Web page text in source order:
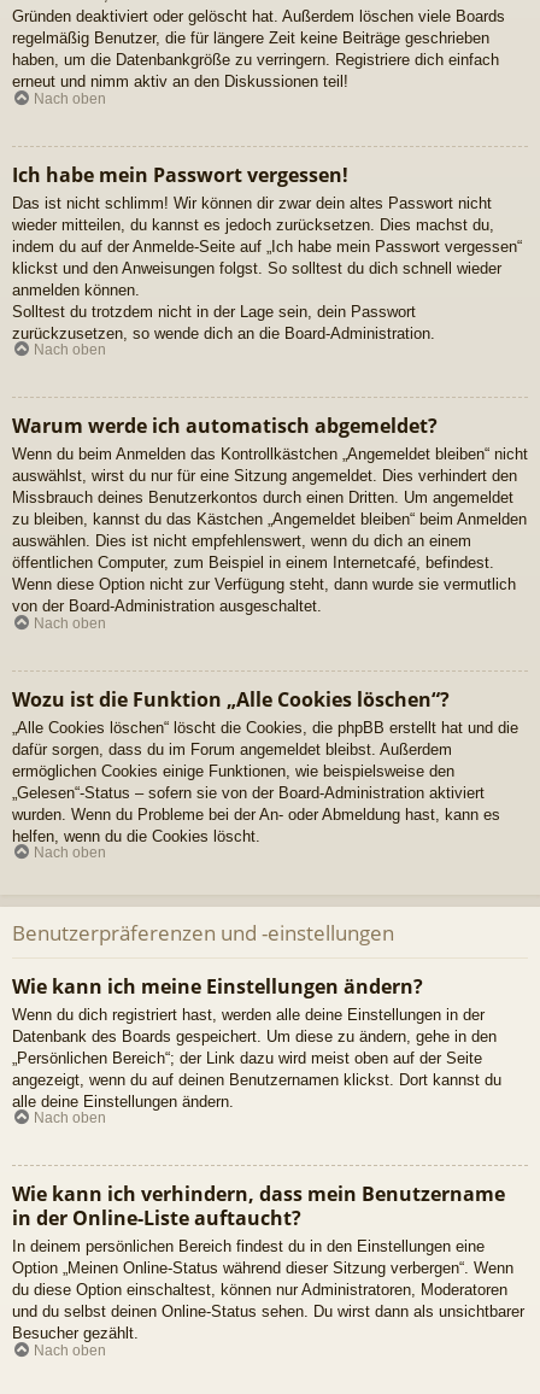
Gründen deaktiviert oder gelöscht hat. Außerdem löschen viele Boards
regelmäßig Benutzer, die für längere Zeit keine Beiträge geschrieben
haben, um die Datenbankgröße zu verringern. Registriere dich einfach
erneut und nimm aktiv an den Diskussionen teil!
Nach oben
Ich habe mein Passwort vergessen!
Das ist nicht schlimm! Wir können dir zwar dein altes Passwort nicht
wieder mitteilen, du kannst es jedoch zurücksetzen. Dies machst du,
indem du auf der Anmelde-Seite auf „Ich habe mein Passwort vergessen“
klickst und den Anweisungen folgst. So solltest du dich schnell wieder
anmelden können.
Solltest du trotzdem nicht in der Lage sein, dein Passwort
zurückzusetzen, so wende dich an die Board-Administration.
Nach oben
Warum werde ich automatisch abgemeldet?
Wenn du beim Anmelden das Kontrollkästchen „Angemeldet bleiben“ nicht
auswählst, wirst du nur für eine Sitzung angemeldet. Dies verhindert den
Missbrauch deines Benutzerkontos durch einen Dritten. Um angemeldet
zu bleiben, kannst du das Kästchen „Angemeldet bleiben“ beim Anmelden
auswählen. Dies ist nicht empfehlenswert, wenn du dich an einem
öffentlichen Computer, zum Beispiel in einem Internetcafé, befindest.
Wenn diese Option nicht zur Verfügung steht, dann wurde sie vermutlich
von der Board-Administration ausgeschaltet.
Nach oben
Wozu ist die Funktion „Alle Cookies löschen“?
„Alle Cookies löschen“ löscht die Cookies, die phpBB erstellt hat und die
dafür sorgen, dass du im Forum angemeldet bleibst. Außerdem
ermöglichen Cookies einige Funktionen, wie beispielsweise den
„Gelesen“-Status – sofern sie von der Board-Administration aktiviert
wurden. Wenn du Probleme bei der An- oder Abmeldung hast, kann es
helfen, wenn du die Cookies löscht.
Nach oben
Benutzerpräferenzen und -einstellungen
Wie kann ich meine Einstellungen ändern?
Wenn du dich registriert hast, werden alle deine Einstellungen in der
Datenbank des Boards gespeichert. Um diese zu ändern, gehe in den
„Persönlichen Bereich“; der Link dazu wird meist oben auf der Seite
angezeigt, wenn du auf deinen Benutzernamen klickst. Dort kannst du
alle deine Einstellungen ändern.
Nach oben
Wie kann ich verhindern, dass mein Benutzername
in der Online-Liste auftaucht?
In deinem persönlichen Bereich findest du in den Einstellungen eine
Option „Meinen Online-Status während dieser Sitzung verbergen“. Wenn
du diese Option einschaltest, können nur Administratoren, Moderatoren
und du selbst deinen Online-Status sehen. Du wirst dann als unsichtbarer
Besucher gezählt.
Nach oben